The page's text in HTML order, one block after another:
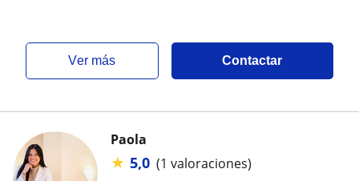
ver más Contactar
Paola
★ 5,0 (1 valoraciones)